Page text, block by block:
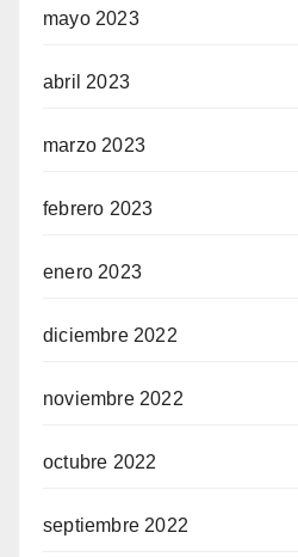
mayo 2023
abril 2023
marzo 2023
febrero 2023
enero 2023
diciembre 2022
noviembre 2022
octubre 2022
septiembre 2022